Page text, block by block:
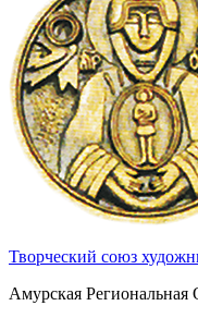
Творческий союз
Амурская